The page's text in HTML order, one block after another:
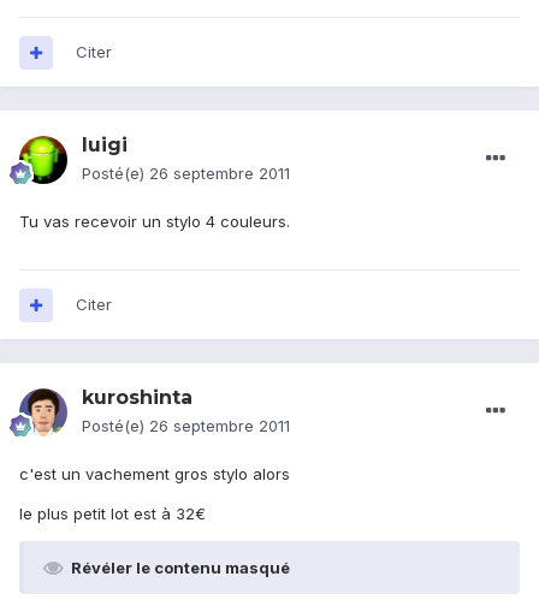
Citer
luigi
Posté(e) 26 septembre 2011
Tu vas recevoir un stylo 4 couleurs.
Citer
kuroshinta
Posté(e) 26 septembre 2011
c'est un vachement gros stylo alors
le plus petit lot est à 32€
Révéler le contenu masqué